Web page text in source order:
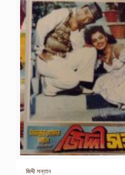
জিদ্দী সন্তান